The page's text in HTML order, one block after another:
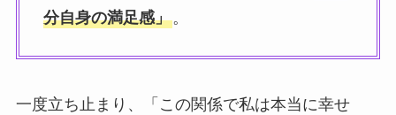
分自身の満足感」。
一度立ち止まり、「この関係で私は本当に幸せ